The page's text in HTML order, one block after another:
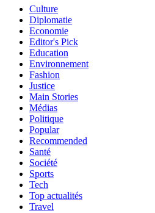
Culture
Diplomatie
Economie
Editor's Pick
Education
Environnement
Fashion
Justice
Main Stories
Médias
Politique
Popular
Recommended
Santé
Société
Sports
Tech
Top actualités
Travel